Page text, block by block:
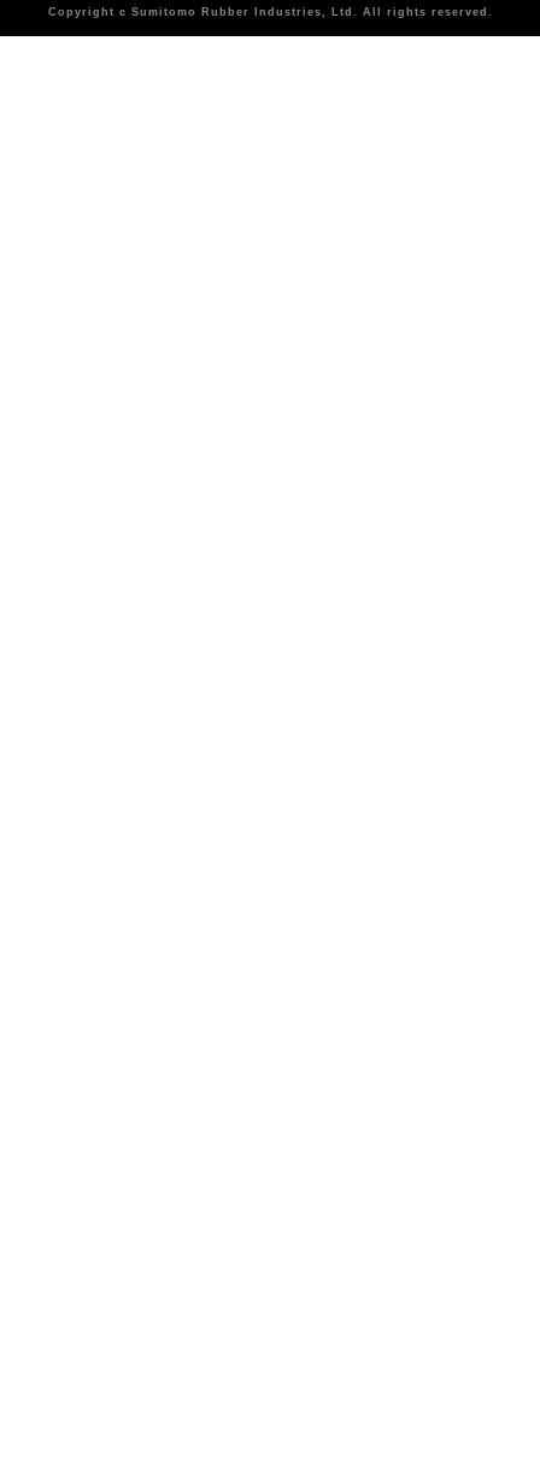
Copyright c Sumitomo Rubber Industries, Ltd. All rights reserved.